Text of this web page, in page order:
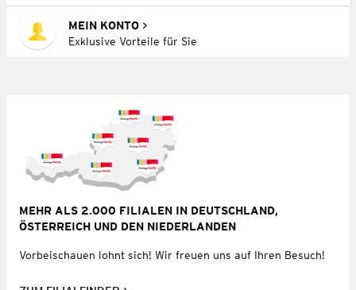
MEIN KONTO
Exklusive Vorteile für Sie
MEHR ALS 2.000 FILIALEN IN DEUTSCHLAND,
ÖSTERREICH UND DEN NIEDERLANDEN
Vorbeischauen lohnt sich! Wir freuen uns auf Ihren Besuch!